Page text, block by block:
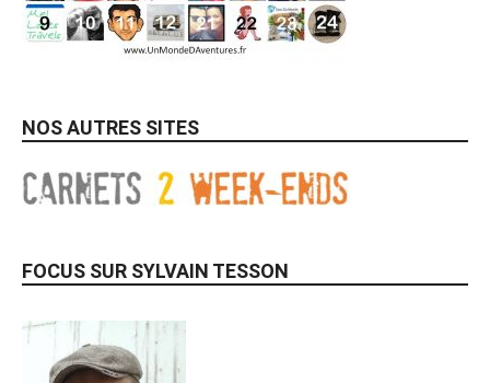
NOS AUTRES SITES
FOCUS SUR SYLVAIN TESSON